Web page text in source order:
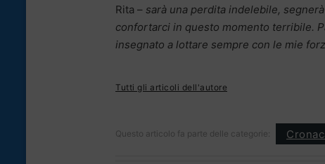
Rita – sarà una perdita indelebile,
confortarci in questo momento terribile.
insegnato a lottare sempre con le mie
Tutti gli articoli dell'autore
Questo articolo fa parte delle categorie: